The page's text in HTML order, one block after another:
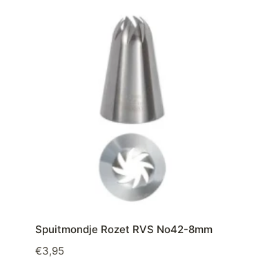
Spuitmondje Rozet RVS No42-8mm
€3,95